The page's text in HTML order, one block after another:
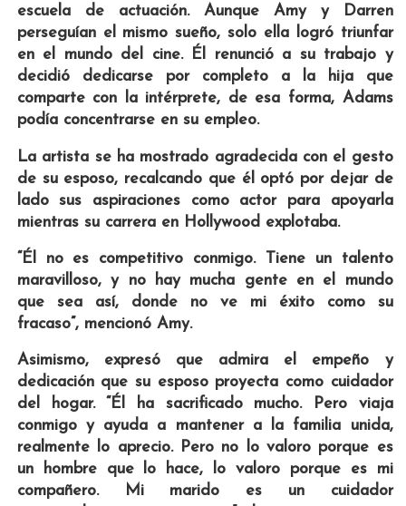
escuela de actuación. Aunque Amy y Darren
perseguían el mismo sueño, solo ella logró triunfar
en el mundo del cine. Él renunció a su trabajo y
decidió dedicarse por completo a la hija que
comparte con la intérprete, de esa forma, Adams
podía concentrarse en su empleo.
La artista se ha mostrado agradecida con el gesto
de su esposo, recalcando que él optó por dejar de
lado sus aspiraciones como actor para apoyarla
mientras su carrera en Hollywood explotaba.
“Él no es competitivo conmigo. Tiene un talento
maravilloso, y no hay mucha gente en el mundo
que sea así, donde no ve mi éxito como su
fracaso”, mencionó Amy.
Asimismo, expresó que admira el empeño y
dedicación que su esposo proyecta como cuidador
del hogar. “Él ha sacrificado mucho. Pero viaja
conmigo y ayuda a mantener a la familia unida,
realmente lo aprecio. Pero no lo valoro porque es
un hombre que lo hace, lo valoro porque es mi
compañero. Mi marido es un cuidador